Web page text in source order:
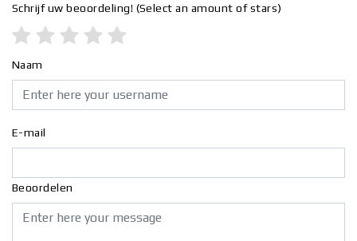
Schrijf uw beoordeling! (Select an amount of stars)
Naam
E-mail
Beoordelen